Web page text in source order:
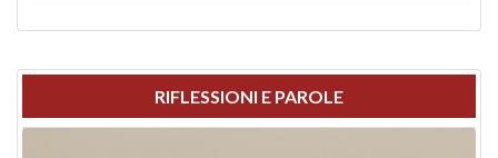
RIFLESSIONI E PAROLE